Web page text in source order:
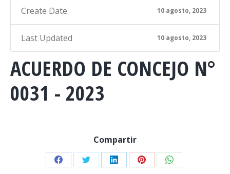
Create Date 10 agosto, 2023
Last Updated 10 agosto, 2023
ACUERDO DE CONCEJO N°
0031 - 2023
Compartir
Share Share Share Share Share